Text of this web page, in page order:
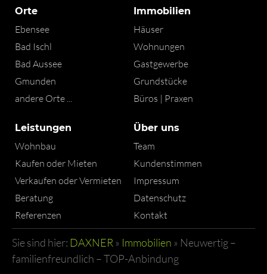
Orte
Ebensee
Bad Ischl
Bad Aussee
Gmunden
andere Orte ...
Immobilien
Häuser
Wohnungen
Gastgewerbe
Grundstücke
Büros | Praxen
Leistungen
Wohnbau
Kaufen oder Mieten
Verkaufen oder Vermieten
Beratung
Referenzen
Über uns
Team
Kundenstimmen
Impressum
Datenschutz
Kontakt
Sie sind hier: DAXNER » Immobilien » Neuwertig –
familienfreundlich – TOP-Anbindung